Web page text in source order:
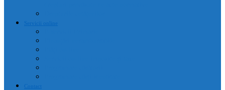
Servicii online
Contact